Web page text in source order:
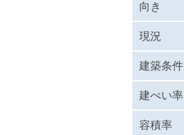
向き
現況
建築条件
建ぺい率
容積率